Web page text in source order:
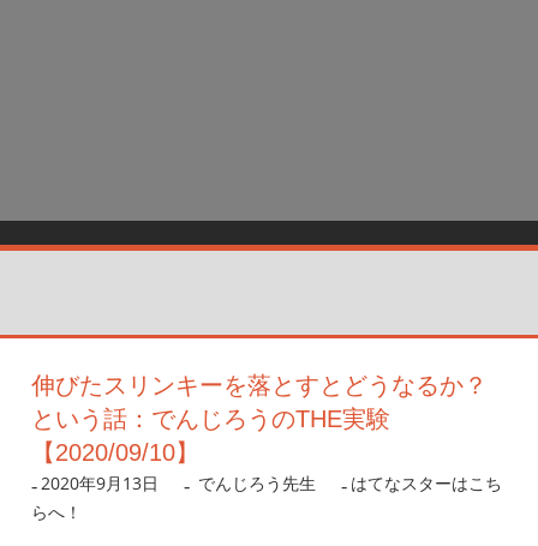
伸びたスリンキーを落とすとどうなるか？
という話：でんじろうのTHE実験
【2020/09/10】
2020年9月13日 nanigoto
でんじろう先生
はてなスターはこち
らへ！